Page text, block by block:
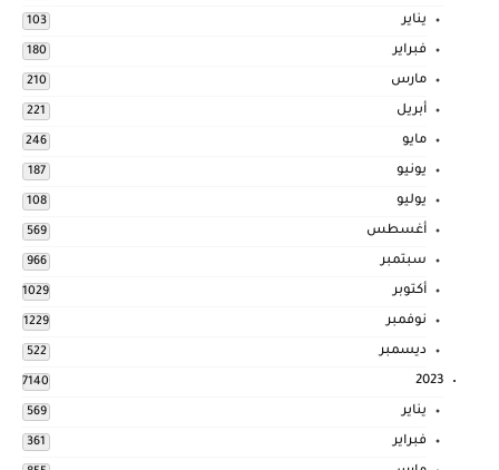
يناير 103
فبراير 180
مارس 210
أبريل 221
مايو 246
يونيو 187
يوليو 108
أغسطس 569
سبتمبر 966
أكتوبر 1029
نوفمبر 1229
ديسمبر 522
2023
7140
يناير 569
فبراير 361